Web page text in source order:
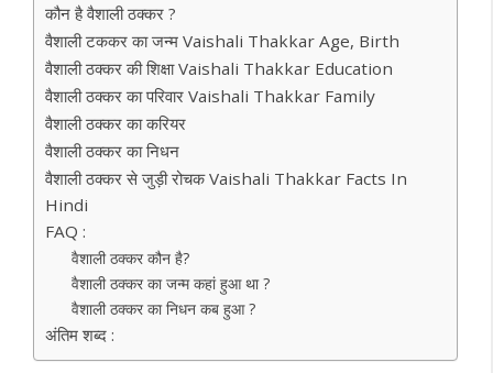
कौन है वैशाली ठक्कर ?
वैशाली टककर का जन्म Vaishali Thakkar Age, Birth
वैशाली ठक्कर की शिक्षा Vaishali Thakkar Education
वैशाली ठक्कर का परिवार Vaishali Thakkar Family
वैशाली ठक्कर का करियर
वैशाली ठक्कर का निधन
वैशाली ठक्कर से जुड़ी रोचक Vaishali Thakkar Facts In
Hindi
FAQ :
वैशाली ठक्कर कौन है?
वैशाली ठक्कर का जन्म कहां हुआ था ?
वैशाली ठक्कर का निधन कब हुआ ?
अंतिम शब्द :